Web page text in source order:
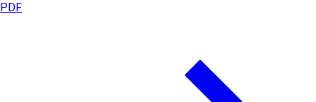
PDF